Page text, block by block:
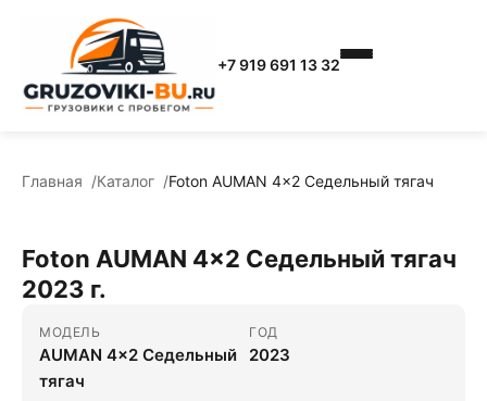
+7 919 691 13 32
Главная Каталог Foton AUMAN 4x2 Седельный тягач
Foton AUMAN 4x2 Седельный тягач
2023 г.
МОДЕЛЬ
AUMAN 4x2 Седельный
тягач
ГОД
2023